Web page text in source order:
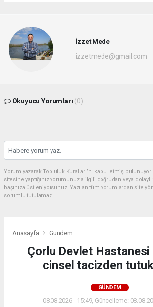
İzzet Mede
izzetmede@gmail.com
Okuyucu Yorumları (0)
Yorum yazarak Topluluk Kuralları’nı kabul etmiş bulunuyor
sitesine yaptığınız yorumunuzla ilgili doğrudan veya
başınıza üstleniyorsunuz. Yazılan tüm yorumlardan site
sorumlu tutulamaz.
Anasayfa Gündem
Çorlu Devlet
cinsel tacizden
GÜNDEM
08.08.2026 - 15:49, Güncelleme: